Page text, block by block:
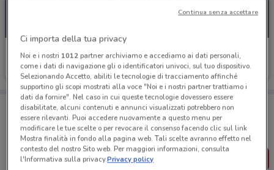
Coop
Scade oggi 9.7 km
Porta DoveConviene sempre con te!
Puoi trovare le migliori offerte dei negozi vicino a te,
salvarle e creare la tua lista del risparmio, comodamente
dal tuo cellulare.
SCARICA L’APP
Ci importa della tua privacy
Noi e i nostri 1012partner archiviamo e accediamo ai dati personali,
come i dati di navigazione gli o identificatori univoci, sul tuo dispositivo.
Selezionando Accetto, abiliti le tecnologie di tracciamento affinché
supportino gli scopi mostrati alla voce "Noi e i nostri partner trattiamo i
dati da fornire". Nel caso in cui queste tecnologie dovessero essere
disabilitate, alcuni contenuti e annunci visualizzati potrebbero non
essere rilevanti. Puoi accedere nuovamente a questo menu per
modificare le tue scelte o per revocare il consenso facendo clic sul link
Mostra finalità in fondo alla pagina web. Tali scelte avranno effetto nel
contesto del nostro Sito web. Per maggiori informazioni, consulta
l'Informativa sulla privacy.Privacy policy
Continua senza accettare